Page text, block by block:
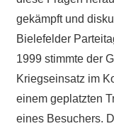
gekämpft und
Bielefelder
1999 stimmte der
Kriegseinsatz im
einem geplatzten
eines Besuchers.